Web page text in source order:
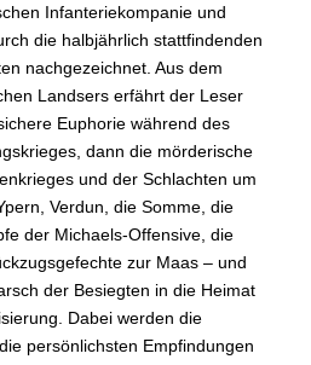
Infanteriekompanie und
die halbjährlich stattfindenden
nachgezeichnet. Aus dem
Landsers erfährt der Leser
Euphorie während des
dann die mörderische
und der Schlachten um
Verdun, die Somme, die
der Michaels-Offensive, die
zur Maas – und
der Besiegten in die Heimat
Dabei werden die
persönlichsten Empfindungen